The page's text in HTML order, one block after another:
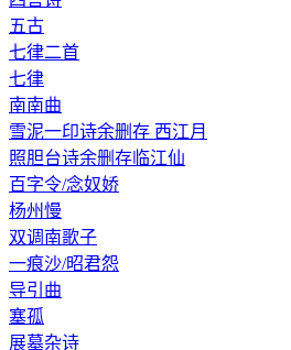
五古
七律二首
七律
南南曲
雪泥一印诗余删存 西江月
照胆台诗余删存临江仙
百字令/念奴娇
杨州慢
双调南歌子
一痕沙/昭君怨
导引曲
塞孤
展墓杂诗